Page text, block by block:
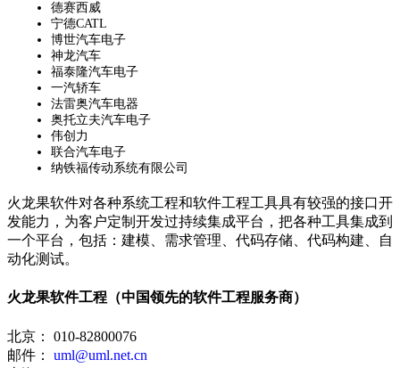
德赛西威
宁德CATL
博世汽车电子
神龙汽车
福泰隆汽车电子
一汽轿车
法雷奥汽车电器
奥托立夫汽车电子
伟创力
联合汽车电子
纳铁福传动系统有限公司
火龙果软件对各种系统工程和软件工程工具具有较强的接口开
发能力，为客户定制开发过持续集成平台，把各种工具集成到
一个平台，包括：建模、需求管理、代码存储、代码构建、自
动化测试。
火龙果软件工程（中国领先的软件工程服务商）
北京： 010-82800076
邮件：
uml@uml.net.cn